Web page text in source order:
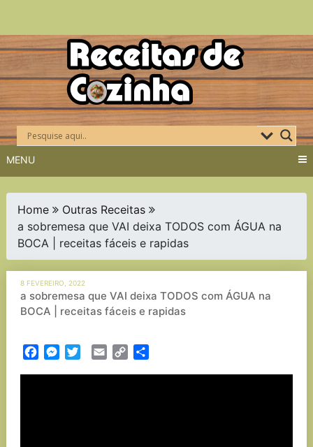
Skip
to
content
MENU
Home
Outras Receitas
a sobremesa que VAI deixa TODOS com ÁGUA na
BOCA | receitas fáceis e rapidas
8 FEVEREIRO, 2022
a sobremesa que VAI deixa TODOS com ÁGUA na
BOCA | receitas fáceis e rapidas
FacebookMessenger
TwitterEmail Copy